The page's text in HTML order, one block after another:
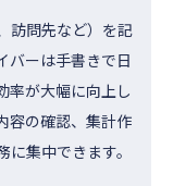
訪問先など）を記
バーは手書きで日
率が大幅に向上し
容の確認、集計作
集中できます。